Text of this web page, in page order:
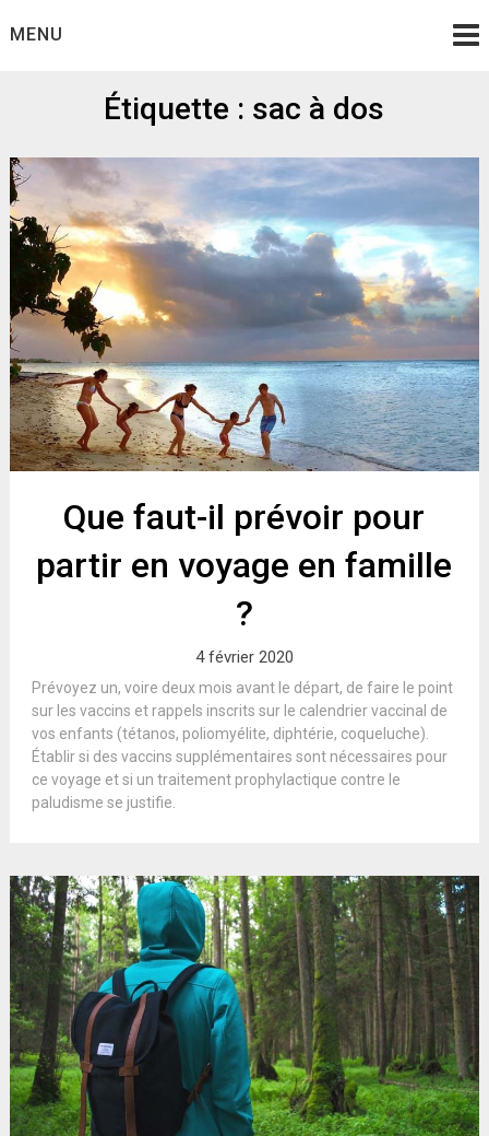
toMENU
Étiquette : sac à dos
Que faut-il prévoir pour
partir en voyage en famille
?
4 février 2020
Prévoyez un, voire deux mois avant le départ, de faire le point
sur les vaccins et rappels inscrits sur le calendrier vaccinal de
vos enfants (tétanos, poliomyélite, diphtérie, coqueluche).
Établir si des vaccins supplémentaires sont nécessaires pour
ce voyage et si un traitement prophylactique contre le
paludisme se justifie.